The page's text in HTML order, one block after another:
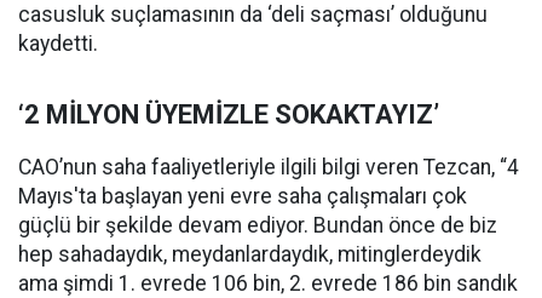
casusluk suçlamasının da ‘deli saçması’ olduğunu
kaydetti.
‘2 MİLYON ÜYEMİZLE SOKAKTAYIZ’
CAO’nun saha faaliyetleriyle ilgili bilgi veren Tezcan, “4
Mayıs'ta başlayan yeni evre saha çalışmaları çok
güçlü bir şekilde devam ediyor. Bundan önce de biz
hep sahadaydık, meydanlardaydık, mitinglerdeydik
ama şimdi 1. evrede 106 bin, 2. evrede 186 bin sandık